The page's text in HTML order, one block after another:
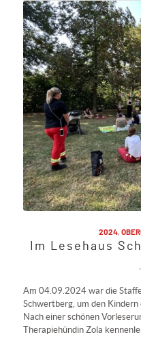
2024,
Im Lesehaus
Am 04.09.2024 war die
Schwertberg, um den
Nach einer schönen
Therapiehündin Zola